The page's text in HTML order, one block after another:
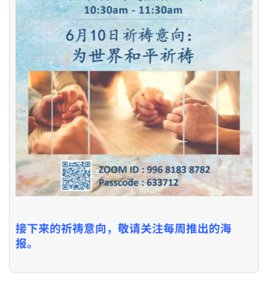
接下来的祈祷意向，敬请关注每周推出的海
报。